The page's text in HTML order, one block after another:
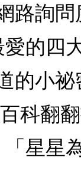
詢問
的四
的小
科翻
星星